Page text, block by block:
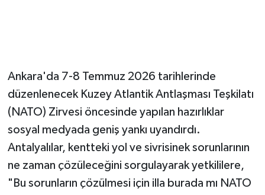
Ankara'da 7-8 Temmuz 2026 tarihlerinde
düzenlenecek Kuzey Atlantik Antlaşması Teşkilatı
(NATO) Zirvesi öncesinde yapılan hazırlıklar
sosyal medyada geniş yankı uyandırdı.
Antalyalılar, kentteki yol ve sivrisinek sorunlarının
ne zaman çözüleceğini sorgulayarak yetkililere,
"Bu sorunların çözülmesi için illa burada mı NATO